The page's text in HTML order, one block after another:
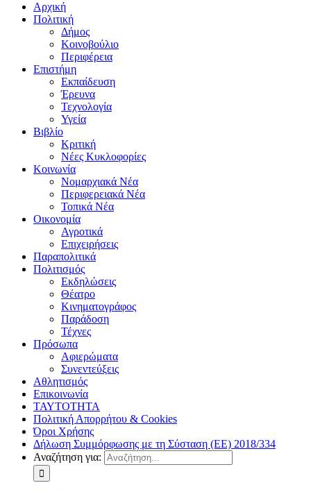
Αρχική
Πολιτική
Δήμος
Κοινοβούλιο
Περιφέρεια
Επιστήμη
Εκπαίδευση
Έρευνα
Τεχνολογία
Υγεία
Βιβλίο
Κριτική
Νέες Κυκλοφορίες
Κοινωνία
Νομαρχιακά Νέα
Περιφερειακά Νέα
Τοπικά Νέα
Οικονομία
Αγροτικά
Επιχειρήσεις
Παραπολιτικά
Πολιτισμός
Εκδηλώσεις
Θέατρο
Κινηματογράφος
Παράδοση
Τέχνες
Πρόσωπα
Αφιερώματα
Συνεντεύξεις
Αθλητισμός
Επικοινωνία
ΤΑΥΤΟΤΗΤΑ
Πολιτική Απορρήτου & Cookies
Όροι Χρήσης
Δήλωση Συμμόρφωσης με τη Σύσταση (ΕΕ) 2018/334
Αναζήτηση για: